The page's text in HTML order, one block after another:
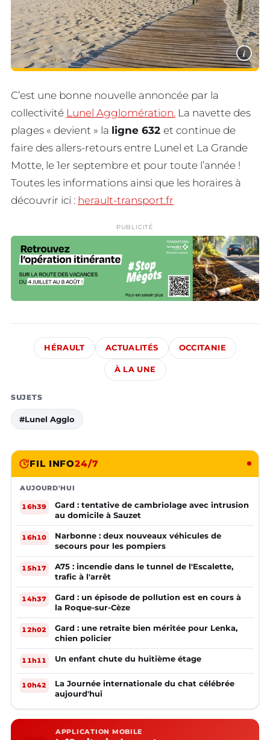
i
C’est une bonne nouvelle annoncée par la
collectivité Lunel Agglomération. La navette des
plages « devient » la ligne 632 et continue de
faire des allers-retours entre Lunel et La Grande
Motte, le 1er septembre et pour toute l’année !
Toutes les informations ainsi que les horaires à
découvrir ici : herault-transport.fr
PUBLICITÉ
HÉRAULT ACTUALITÉS OCCITANIE
À LA UNE
SUJETS
#Lunel Agglo
FIL INFO24/7
AUJOURD'HUI
16h39
Gard : tentative de cambriolage avec intrusion
au domicile à Sauzet
16h10
Narbonne : deux nouveaux véhicules de
secours pour les pompiers
15h17
A75 : incendie dans le tunnel de l'Escalette,
trafic à l'arrêt
14h37
Gard : un épisode de pollution est en cours à
la Roque-sur-Cèze
12h02
Gard : une retraite bien méritée pour Lenka,
chien policier
11h11 Un enfant chute du huitième étage
10h42
La Journée internationale du chat célébrée
aujourd'hui
APPLICATION MOBILE